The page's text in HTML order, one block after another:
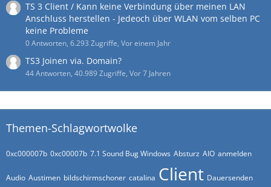
TS 3 Client / Kann keine Verbindung über meinen LAN
Anschluss herstellen - Jedeoch über WLAN vom selben PC
keine Probleme
0 Antworten, 6.293 Zugriffe, Vor einem Jahr
TS3 Joinen via. Domain?
44 Antworten, 40.989 Zugriffe, Vor 7 Jahren
Themen-Schlagwortwolke
0xc000007b 0xc00007b 7.1 Sound Bug Windows Absturz AIO anmelden
Audio Austimen bildschirmschoner catalina Client Dauersenden